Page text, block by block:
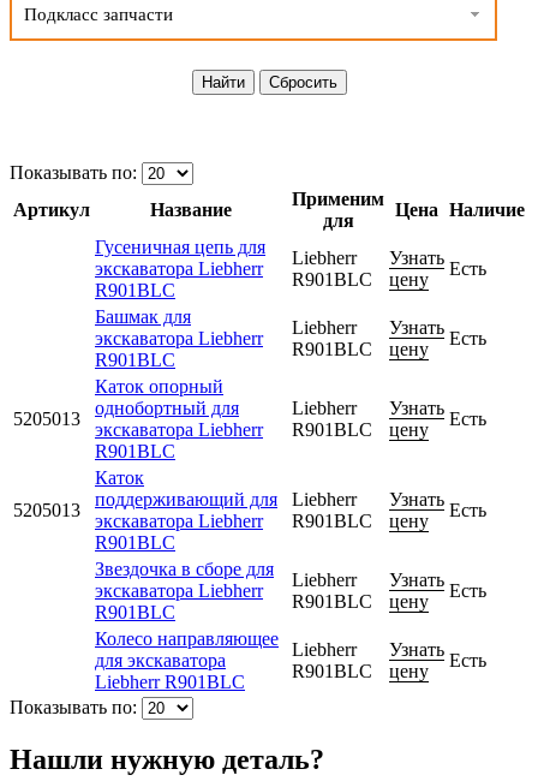
Подкласс запчасти
Показывать по:
Артикул
Название
Применим
для
Цена Наличие
Гусеничная цепь для
экскаватора Liebherr
R901BLC
Liebherr
R901BLC
Узнать
цену
Есть
Башмак для
экскаватора Liebherr
R901BLC
Liebherr
R901BLC
Узнать
цену
Есть
5205013
Каток опорный
однобортный для
экскаватора Liebherr
R901BLC
Liebherr
R901BLC
Узнать
цену
Есть
5205013
Каток
поддерживающий для
экскаватора Liebherr
R901BLC
Liebherr
R901BLC
Узнать
цену
Есть
Звездочка в сборе для
экскаватора Liebherr
R901BLC
Liebherr
R901BLC
Узнать
цену
Есть
Колесо направляющее
для экскаватора
Liebherr R901BLC
Liebherr
R901BLC
Узнать
цену
Есть
Показывать по:
Нашли нужную деталь?